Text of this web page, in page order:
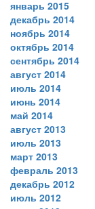
январь 2015
декабрь 2014
ноябрь 2014
октябрь 2014
сентябрь 2014
август 2014
июль 2014
июнь 2014
май 2014
август 2013
июль 2013
март 2013
февраль 2013
декабрь 2012
июль 2012